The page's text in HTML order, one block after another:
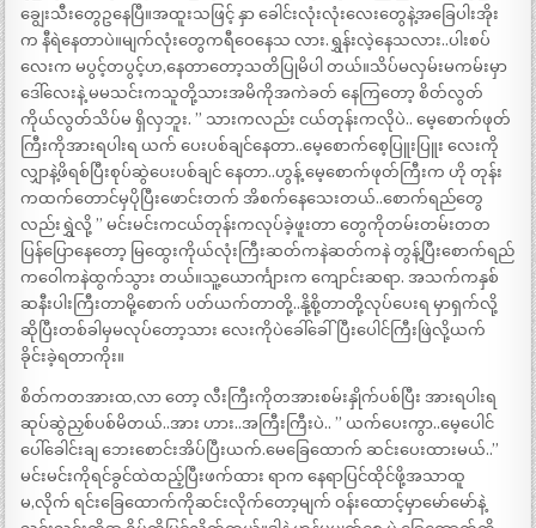
ချွေးသီးတွေဥနေပြီ။အထူးသဖြင့် နှာ ခေါင်းလုံးလုံးလေးတွေနဲ့အခြေပါးအိုး
က နီရဲနေတာပဲ။မျက်လုံးတွေကရီဝေနေသ လား.ရွှန်းလဲ့နေသလား..ပါးစပ်
လေးက မပွင့်တပွင့်ဟ,နေတာတော့သတိပြုမိပါ တယ်။သိပ်မလှမ်းမကမ်းမှာ
ဒေါ်လေးနဲ့ မမသင်းကသူတို့သားအမိကိုအကဲခတ် နေကြတော့ စိတ်လွတ်
ကိုယ်လွတ်သိပ်မ ရှိလှဘူး. ” သားကလည်း ငယ်တုန်းကလိုပဲ.. မေ့စောက်ဖုတ်
ကြီးကိုအားရပါးရ ယက် ပေးပစ်ချင်နေတာ..မေ့စောက်စေ့ပြူးပြူး လေးကို
လျှာနဲ့ဖိရစ်ပြီးစုပ်ဆွဲပေးပစ်ချင် နေတာ..ဟွန့် မေ့စောက်ဖုတ်ကြီးက ဟို တုန်း
ကထက်တောင်မှပိုပြီးဖောင်းတက် အိစက်နေသေးတယ်..စောက်ရည်တွေ
လည်းရွှဲလို့ ” မင်းမင်းကငယ်တုန်းကလုပ်ခဲ့ဖူးတာ တွေကိုတမ်းတမ်းတတ
ပြန်ပြောနေတော့ မြထွေးကိုယ်လုံးကြီးဆတ်ကနဲဆတ်ကနဲ တွန့်ပြီးစောက်ရည်
ကဝေါကနဲထွက်သွား တယ်။သူ့ယောင်္ကျားက ကျောင်းဆရာ. အသက်ကနှစ်
ဆနီးပါးကြီးတာမို့စောက် ပတ်ယက်တာတို့..နို့စို့တာတို့လုပ်ပေးရ မှာရှက်လို့
ဆိုပြီးတစ်ခါမှမလုပ်တော့သား လေးကိုပဲခေါ်ခေါ်ပြီးပေါင်ကြီးဖြဲလို့ယက်
ခိုင်းခဲ့ရတာကိုး။
စိတ်ကတအားထ,လာ တော့ လီးကြီးကိုတအားစမ်းနှိုက်ပစ်ပြီး အားရပါးရ
ဆုပ်ဆွဲညှစ်ပစ်မိတယ်..အား ဟား..အကြီးကြီးပဲ.. ” ယက်ပေးကွာ..မေ့ပေါင်
ပေါ်ခေါင်းချ ဘေးစောင်းအိပ်ပြီးယက်.မေခြေထောက် ဆင်းပေးထားမယ်..”
မင်းမင်းကိုရင်ခွင်ထဲထည့်ပြီးဖက်ထား ရာက နေရာပြင်ထိုင်ဖို့အသာထူ
မ,လိုက် ရင်းခြေထောက်ကိုဆင်းလိုက်တော့မျက် ဝန်းထောင့်မှာမော်မော်နဲ့